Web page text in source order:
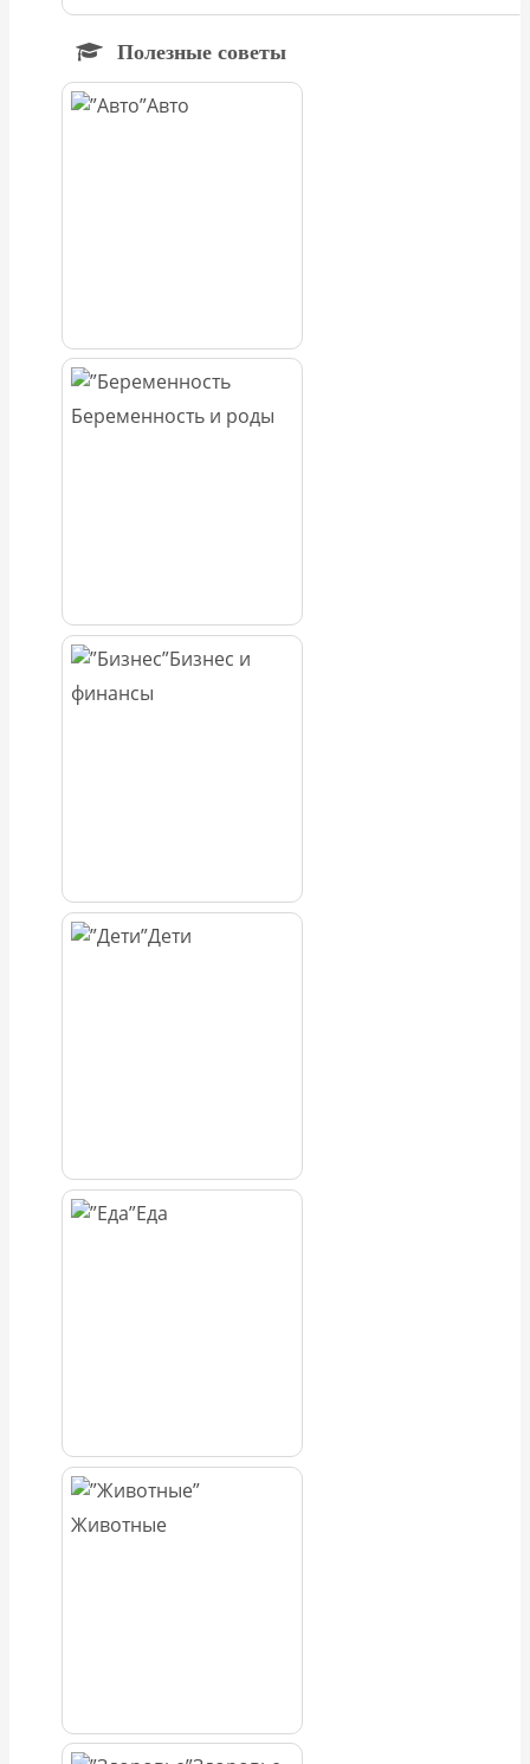
Полезные советы
Авто
Беременность и роды
Бизнес и
финансы
Дети
Еда
Животные